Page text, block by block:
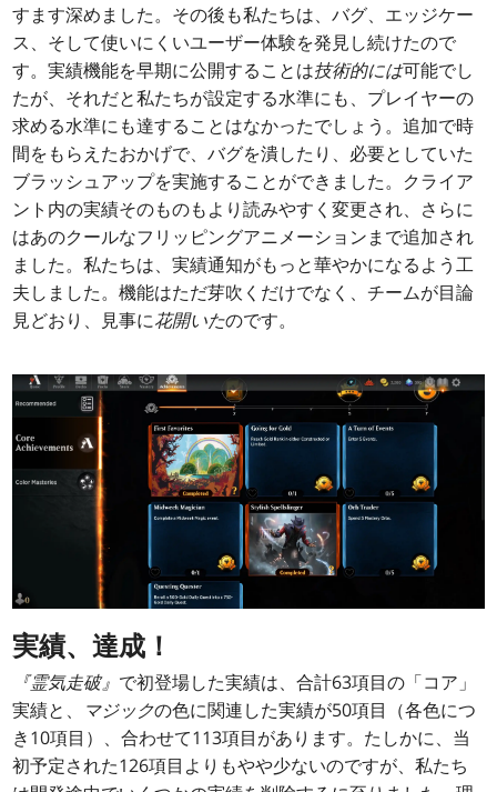
すます深めました。その後も私たちは、バグ、エッジケー
ス、そして使いにくいユーザー体験を発見し続けたので
す。実績機能を早期に公開することは技術的には可能でし
たが、それだと私たちが設定する水準にも、プレイヤーの
求める水準にも達することはなかったでしょう。追加で時
間をもらえたおかげで、バグを潰したり、必要としていた
ブラッシュアップを実施することができました。クライア
ント内の実績そのものもより読みやすく変更され、さらに
はあのクールなフリッピングアニメーションまで追加され
ました。私たちは、実績通知がもっと華やかになるよう工
夫しました。機能はただ芽吹くだけでなく、チームが目論
見どおり、見事に花開いたのです。
実績、達成！
『霊気走破』 で初登場した実績は、合計63項目の「コア」
実績と、
マジックの色に関連した実績が50項目（各色につ
き10項目）、合わせて113項目があります。たしかに、当
初予定された126項目よりもやや少ないのですが、私たち